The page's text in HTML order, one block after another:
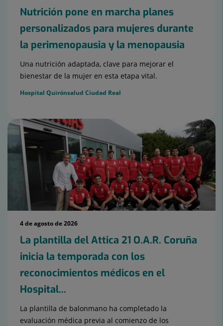
Nutrición pone en marcha planes
personalizados para mujeres durante
la perimenopausia y la menopausia
Una nutrición adaptada, clave para mejorar el
bienestar de la mujer en esta etapa vital.
Hospital Quirónsalud Ciudad Real
4 de agosto de 2026
La plantilla del Attica 21 O.A.R. Coruña
inicia la temporada con los
reconocimientos médicos en el
Hospital...
La plantilla de balonmano ha completado la
evaluación médica previa al comienzo de los